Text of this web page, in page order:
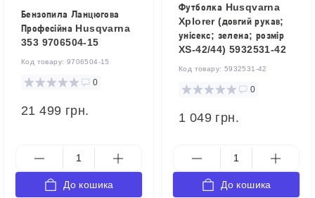
Бензопила Ланцюгова
Професійна Husqvarna
353 9706504-15
Код товару: 9706504-15
0
21 499 грн.
До кошика
Футболка Husqvarna
Xplorer (довгий рукав;
унісекс; зелена; розмір
XS-42/44) 5932531-42
Код товару: 5932531-42
0
1 049 грн.
До кошика